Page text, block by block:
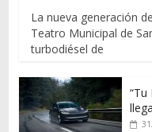
La nueva generación
Teatro Municipal de
turbodiésel de
“Tu